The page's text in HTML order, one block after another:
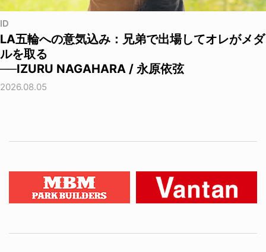
ID
LA五輪への意気込み：兄弟で出場してオレがメダ
ルを取る
──IZURU NAGAHARA / 永原依弦
2026.08.05